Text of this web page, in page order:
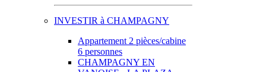
INVESTIR à CHAMPAGNY
Appartement 2 pièces/cabine
6 personnes
CHAMPAGNY EN